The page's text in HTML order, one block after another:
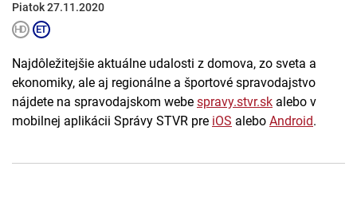
Piatok 27.11.2020
Najdôležitejšie aktuálne udalosti z domova, zo sveta a
ekonomiky, ale aj regionálne a športové spravodajstvo
nájdete na spravodajskom webe spravy.stvr.sk alebo v
mobilnej aplikácii Správy STVR pre iOS alebo Android.